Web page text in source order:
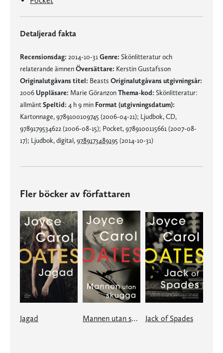
Detaljerad fakta
Recensionsdag: 2014-10-31 Genre: Skönlitteratur och
relaterande ämnenÖversättare: Kerstin Gustafsson
Originalutgåvans titel: Beasts Originalutgåvans utgivningsår:
2006 Uppläsare: Marie GöranzonThema-kod: Skönlitteratur:
allmäntSpeltid: 4 h 9 min Format (utgivningsdatum):
Kartonnage, 9789100109745 (2006-04-21); Ljudbok, CD,
9789179534622 (2006-08-15); Pocket, 9789100115661 (2007-08-
17); Ljudbok, digital,9789173489195 (2014-10-31)
Fler böcker av författaren
Jagad Mannen utan skugga Jack of Spades